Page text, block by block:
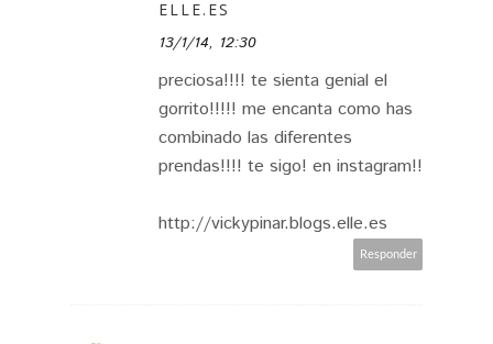
ELLE.ES
13/1/14, 12:30
preciosa!!!! te sienta genial el
gorrito!!!!! me encanta como has
combinado las diferentes
prendas!!!! te sigo! en instagram!!
http://vickypinar.blogs.elle.es
Responder